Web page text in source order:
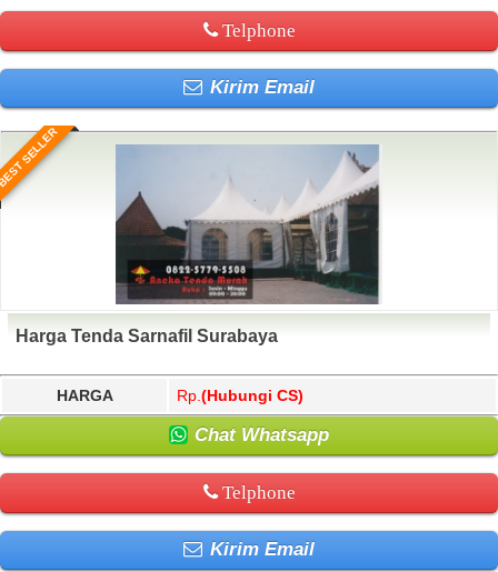
Telphone
Kirim Email
SELLER
Harga Tenda Sarnafil Surabaya
HARGA Rp. (Hubungi CS)
Chat Whatsapp
Telphone
Kirim Email